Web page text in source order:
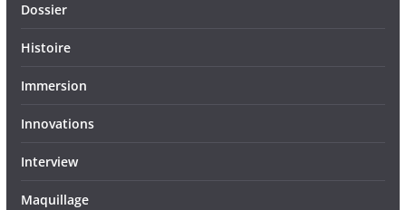
Dossier
Histoire
Immersion
Innovations
Interview
Maquillage